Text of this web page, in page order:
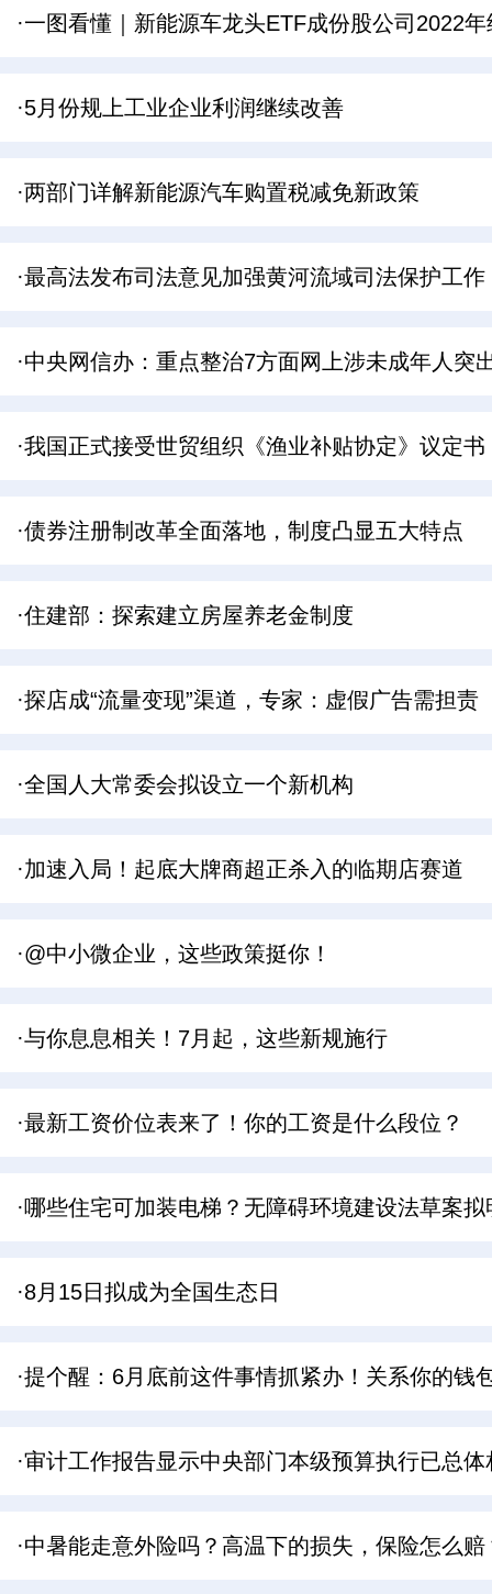
·一图看懂｜新能源车龙头ETF成份股公司2022
·5月份规上工业企业利润继续改善
·两部门详解新能源汽车购置税减免新政策
·最高法发布司法意见加强黄河流域司法保护工作
·中央网信办：重点整治7方面网上涉未成年人突
·我国正式接受世贸组织《渔业补贴协定》议定书
·债券注册制改革全面落地，制度凸显五大特点
·住建部：探索建立房屋养老金制度
·探店成“流量变现”渠道，专家：虚假广告需担责
·全国人大常委会拟设立一个新机构
·加速入局！起底大牌商超正杀入的临期店赛道
·@中小微企业，这些政策挺你！
·与你息息相关！7月起，这些新规施行
·最新工资价位表来了！你的工资是什么段位？
·哪些住宅可加装电梯？无障碍环境建设法草案拟
·8月15日拟成为全国生态日
·提个醒：6月底前这件事情抓紧办！关系你的钱
·审计工作报告显示中央部门本级预算执行已总
·中暑能走意外险吗？高温下的损失，保险怎么赔